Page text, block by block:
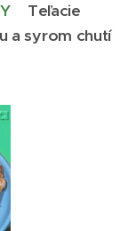
Teľacie
a syrom chutí